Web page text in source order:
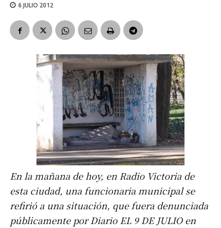
6 JULIO 2012
En la mañana de hoy, en Radio Victoria de
esta ciudad, una funcionaria municipal se
refirió a una situación, que fuera denunciada
públicamente por Diario EL 9 DE JULIO en